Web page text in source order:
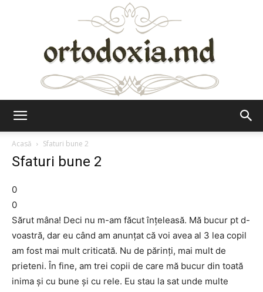
Acasă
Sfaturi bune 2
Sfaturi bune 2
0
0
Sărut mâna! Deci nu m-am făcut înţeleasă. Mă bucur pt d-
voastră, dar eu când am anunţat că voi avea al 3 lea copil
am fost mai mult criticată. Nu de părinţi, mai mult de
prieteni. În fine, am trei copii de care mă bucur din toată
inima şi cu bune şi cu rele. Eu stau la sat unde multe